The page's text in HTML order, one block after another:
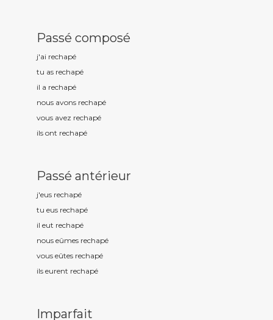
Passé composé
j'ai rechapé
tu as rechapé
il a rechapé
nous avons rechapé
vous avez rechapé
ils ont rechapé
Passé antérieur
j'eus rechapé
tu eus rechapé
il eut rechapé
nous eûmes rechapé
vous eûtes rechapé
ils eurent rechapé
Imparfait